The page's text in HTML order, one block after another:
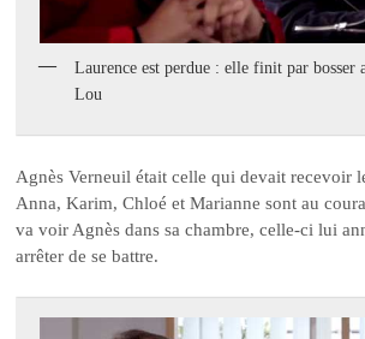
Laurence est perdue : elle finit par bosser
Lou
Agnès Verneuil était celle qui devait recevoir
Anna, Karim, Chloé et Marianne sont au
va voir Agnès dans sa chambre, celle-ci lui
arrêter de se battre.